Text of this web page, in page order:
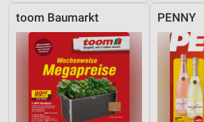
toom Baumarkt PENNY